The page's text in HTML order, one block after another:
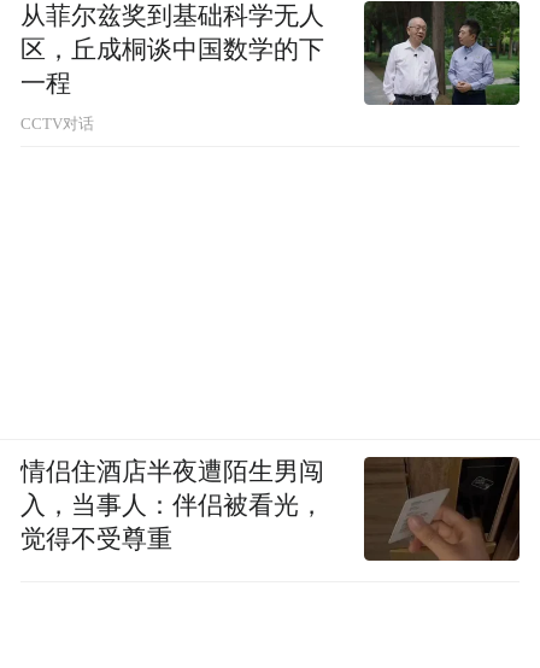
从菲尔兹奖到基础科学无人
区，丘成桐谈中国数学的下
一程
CCTV对话
情侣住酒店半夜遭陌生男闯
入，当事人：伴侣被看光，
觉得不受尊重